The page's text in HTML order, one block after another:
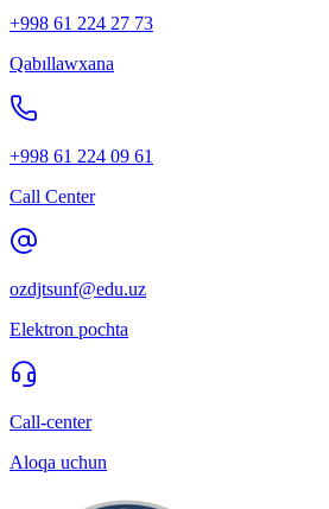
+998 61 224 27 73
Qabıllawxana
+998 61 224 09 61
Call Center
ozdjtsunf@edu.uz
Elektron pochta
Call-center
Aloqa uchun